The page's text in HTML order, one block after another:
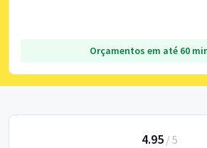
Orçamentos em até 60
4.95/ 5